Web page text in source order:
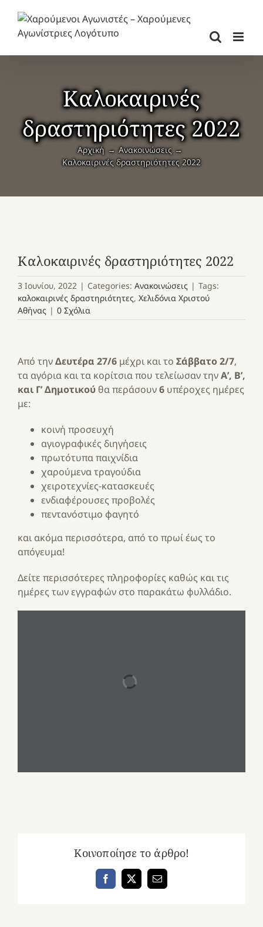
περιεχόμενο
Καλοκαιρινές
δραστηριότητες 2022
Αρχική
Ανακοινώσεις
Καλοκαιρινές δραστηριότητες 2022
Καλοκαιρινές δραστηριότητες 2022
3 Ιουνίου, 2022 | Categories: Ανακοινώσεις | Tags:
καλοκαιρινές δραστηριότητες, Χελιδόνια Χριστού
Αθήνας | 0 Σχόλια
Από τηνΔευτέρα 27/6 μέχρι και το Σάββατο 2/7,
τα αγόρια και τα κορίτσια που τελείωσαν τηνΑ’, Β’,
και Γ’ Δημοτικού θα περάσουν6 υπέροχες ημέρες
με:
κοινή προσευχή
αγιογραφικές διηγήσεις
πρωτότυπα παιχνίδια
χαρούμενα τραγούδια
χειροτεχνίες-κατασκευές
ενδιαφέρουσες προβολές
πεντανόστιμο φαγητό
και ακόμα περισσότερα, από το πρωί έως το
απόγευμα!
Δείτε περισσότερες πληροφορίες καθώς και τις
ημέρες των εγγραφών στο παρακάτω φυλλάδιο.
Κοινοποίησε το άρθρο!
Facebook
X Email